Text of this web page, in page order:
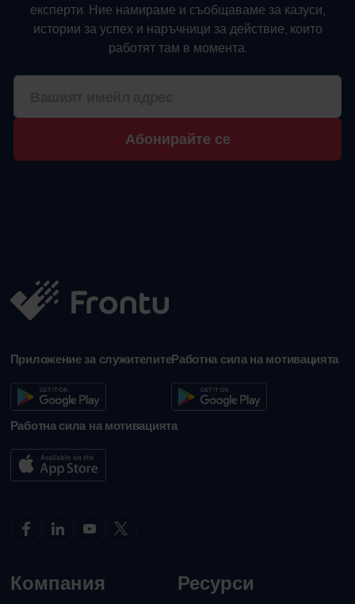
експерти. Ние намираме и съобщаваме за казуси,
истории за успех и наръчници за действие, които
работят там в момента.
Абонирайте се
Приложение за служителитеРаботна сила на мотивацията
Работна сила на мотивацията
Компания Ресурси